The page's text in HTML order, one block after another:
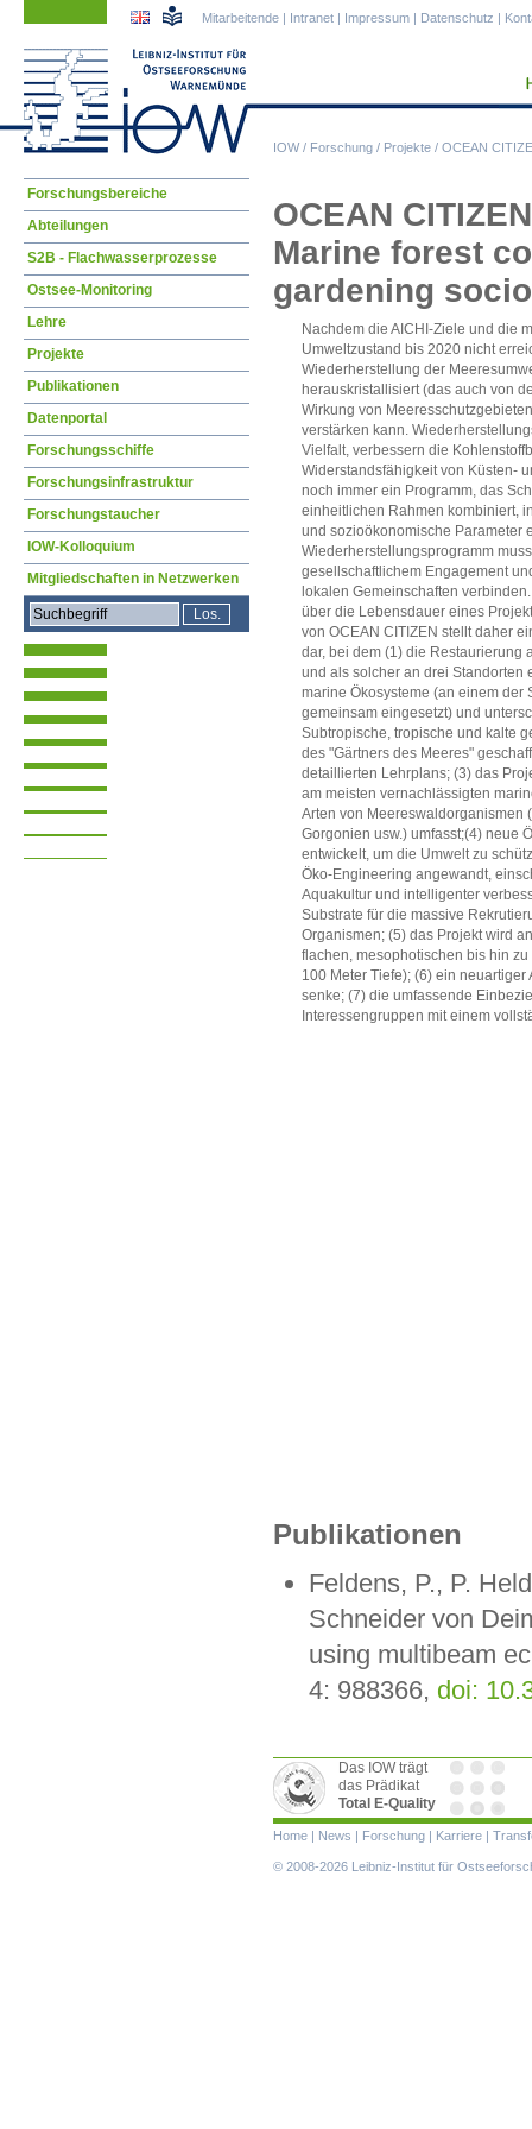
IOW/ Forschung / Projekte / OCEAN
Mitarbeitende | Intranet | Impressum | Datenschutz |
OCEAN
Marine forest
gardening
Nachdem die AICHI-Ziele und die
Umweltzustand bis 2020 nicht
Wiederherstellung der
herauskristallisiert (das auch von
Wirkung von
verstärken kann.
Vielfalt, verbessern die
Widerstandsfähigkeit von Küsten-
noch immer ein Programm, das
einheitlichen Rahmen kombiniert,
und sozioökonomische Parameter
Wiederherstellungsprogramm
gesellschaftlichem Engagement
lokalen Gemeinschaften
über die Lebensdauer eines
von OCEAN CITIZEN stellt daher
dar, bei dem (1) die Restaurierung
und als solcher an drei Standorten
marine Ökosysteme (an einem der
gemeinsam eingesetzt) und
Subtropische, tropische und kalte
des "Gärtners des Meeres"
detaillierten Lehrplans; (3) das
am meisten vernachlässigten
Arten von Meereswaldorganismen
Gorgonien usw.) umfasst;(4) neue
entwickelt, um die Umwelt zu
Öko-Engineering angewandt,
Aquakultur und intelligenter
Substrate für die massive
Organismen; (5) das Projekt wird
flachen, mesophotischen bis hin
100 Meter Tiefe); (6) ein
senke; (7) die umfassende
Interessengruppen mit einem
Publikationen
Feldens, P., P.
Schneider von
using multibeam
4: 988366, doi:
Navigation
überspringen
Forschungsbereiche
Abteilungen
S2B - Flachwasserprozesse
Ostsee-Monitoring
Lehre
Projekte
Publikationen
Datenportal
Forschungsschiffe
Forschungsinfrastruktur
Forschungstaucher
IOW-Kolloquium
Mitgliedschaften in Netzwerken
Das IOW trägt
das Prädikat
Total E-Quality
Navigation
überspringen
Home | News | Forschung | Karriere |
© 2008-2026 Leibniz-Institut für